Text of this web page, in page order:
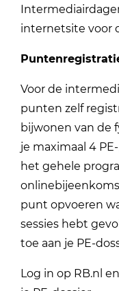
internetsite voor
Voor de
punten zelf
bijwonen van de
je maximaal 4
het gehele
punt opvoeren
sessies hebt
toe aan je PE-
Log in op RB.nl